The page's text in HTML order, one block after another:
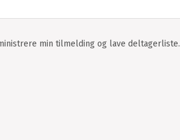
min tilmelding og lave deltagerliste.